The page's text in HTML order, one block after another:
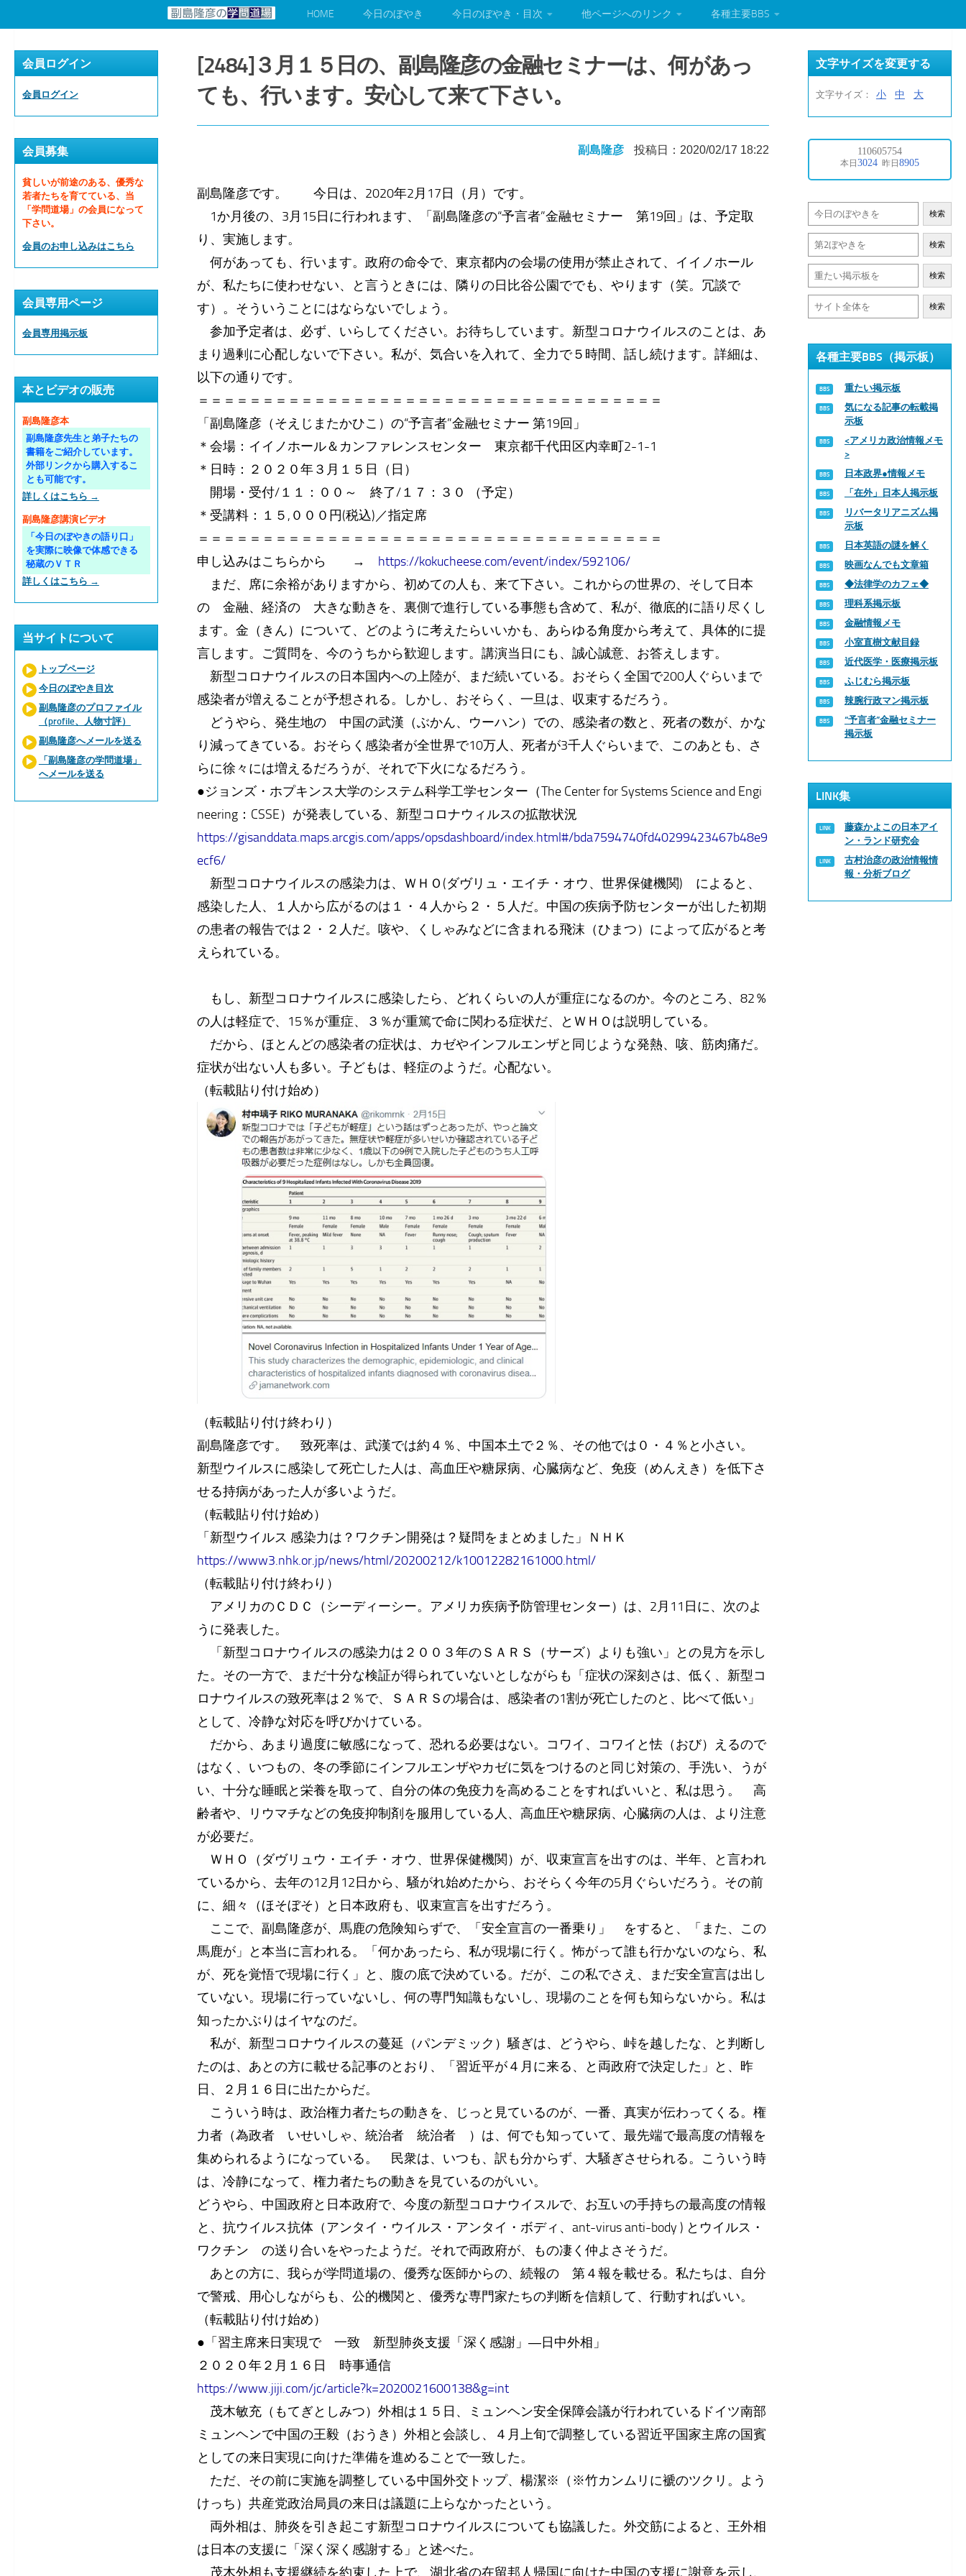
HOME 今日のぼやき 今日のぼやき・目次 他ページへのリンク 各種主要BBS
[2484]３月１５日の、副島隆彦の金融セミナーは、何があっ
ても、行います。安心して来て下さい。
副島隆彦 投稿日：2020/02/17 18:22
副島隆彦です。 今日は、2020年2月17日（月）です。
1か月後の、3月15日に行われます、「副島隆彦の“予言者”金融セミナー 第19回」は、予定取
り、実施します。
何があっても、行います。政府の命令で、東京都内の会場の使用が禁止されて、イイノホール
が、私たちに使わせない、と言うときには、隣りの日比谷公園ででも、やります（笑。冗談で
す）。そういうことにはならないでしょう。
参加予定者は、必ず、いらしてください。お待ちしています。新型コロナウイルスのことは、あ
まり過剰に心配しないで下さい。私が、気合いを入れて、全力で５時間、話し続けます。詳細は、
以下の通りです。
＝＝＝＝＝＝＝＝＝＝＝＝＝＝＝＝＝＝＝＝＝＝＝＝＝＝＝＝＝＝＝＝＝＝＝＝
「副島隆彦（そえじまたかひこ）の“予言者”金融セミナー 第19回」
＊会場：イイノホール＆カンファレンスセンター 東京都千代田区内幸町2-1-1
＊日時：２０２０年３月１５日（日）
開場・受付/１１：００～ 終了/１７：３０ （予定）
＊受講料：１５,０００円(税込)／指定席
＝＝＝＝＝＝＝＝＝＝＝＝＝＝＝＝＝＝＝＝＝＝＝＝＝＝＝＝＝＝＝＝＝＝＝＝
申し込みはこちらから → https://kokucheese.com/event/index/592106/
まだ、席に余裕がありますから、初めての人も、来て下さい。これからの世界の、そして日本
の 金融、経済の 大きな動きを、裏側で進行している事態も含めて、私が、徹底的に語り尽くし
ます。金（きん）について、どのように考えたらいいかも、あらゆる角度から考えて、具体的に提
言します。ご質問を、今のうちから歓迎します。講演当日にも、誠心誠意、お答えします。
新型コロナウイルスの日本国内への上陸が、まだ続いている。おそらく全国で200人ぐらいまで
感染者が増えることが予想される。しかし、おそらく、一旦は、収束するだろう。
どうやら、発生地の 中国の武漢（ぶかん、ウーハン）での、感染者の数と、死者の数が、かな
り減ってきている。おそらく感染者が全世界で10万人、死者が3千人ぐらいまで、このあとも、さ
らに徐々には増えるだろうが、それで下火になるだろう。
●ジョンズ・ホプキンス大学のシステム科学工学センター（The Center for Systems Science and Engi
neering：CSSE）が発表している、新型コロナウィルスの拡散状況
https://gisanddata.maps.arcgis.com/apps/opsdashboard/index.html#/bda7594740fd40299423467b48e9
ecf6/
新型コロナウイルスの感染力は、ＷＨＯ(ダヴリュ・エイチ・オウ、世界保健機関) によると、
感染した人、１人から広がるのは１・４人から２・５人だ。中国の疾病予防センターが出した初期
の患者の報告では２・２人だ。咳や、くしゃみなどに含まれる飛沫（ひまつ）によって広がると考
えられている。
もし、新型コロナウイルスに感染したら、どれくらいの人が重症になるのか。今のところ、82％
の人は軽症で、15％が重症、３％が重篤で命に関わる症状だ、とＷＨＯは説明している。
だから、ほとんどの感染者の症状は、カゼやインフルエンザと同じような発熱、咳、筋肉痛だ。
症状が出ない人も多い。子どもは、軽症のようだ。心配ない。
（転載貼り付け始め）
（転載貼り付け終わり）
副島隆彦です。 致死率は、武漢では約４％、中国本土で２％、その他では０・４％と小さい。
新型ウイルスに感染して死亡した人は、高血圧や糖尿病、心臓病など、免疫（めんえき）を低下さ
せる持病があった人が多いようだ。
（転載貼り付け始め）
「新型ウイルス 感染力は？ワクチン開発は？疑問をまとめました」ＮＨＫ
https://www3.nhk.or.jp/news/html/20200212/k10012282161000.html/
（転載貼り付け終わり）
アメリカのＣＤＣ（シーディーシー。アメリカ疾病予防管理センター）は、2月11日に、次のよ
うに発表した。
「新型コロナウイルスの感染力は２００３年のＳＡＲＳ（サーズ）よりも強い」との見方を示し
た。その一方で、まだ十分な検証が得られていないとしながらも「症状の深刻さは、低く、新型コ
ロナウイルスの致死率は２％で、ＳＡＲＳの場合は、感染者の1割が死亡したのと、比べて低い」
として、冷静な対応を呼びかけている。
だから、あまり過度に敏感になって、恐れる必要はない。コワイ、コワイと怯（おび）えるので
はなく、いつもの、冬の季節にインフルエンザやカゼに気をつけるのと同じ対策の、手洗い、うが
い、十分な睡眠と栄養を取って、自分の体の免疫力を高めることをすればいいと、私は思う。 高
齢者や、リウマチなどの免疫抑制剤を服用している人、高血圧や糖尿病、心臓病の人は、より注意
が必要だ。
ＷＨＯ（ダヴリュウ・エイチ・オウ、世界保健機関）が、収束宣言を出すのは、半年、と言われ
ているから、去年の12月12日から、騒がれ始めたから、おそらく今年の5月ぐらいだろう。その前
に、細々（ほそぼそ）と日本政府も、収束宣言を出すだろう。
ここで、副島隆彦が、馬鹿の危険知らずで、「安全宣言の一番乗り」 をすると、「また、この
馬鹿が」と本当に言われる。「何かあったら、私が現場に行く。怖がって誰も行かないのなら、私
が、死を覚悟で現場に行く」と、腹の底で決めている。だが、この私でさえ、まだ安全宣言は出し
ていない。現場に行っていないし、何の専門知識もないし、現場のことを何も知らないから。私は
知ったかぶりはイヤなのだ。
私が、新型コロナウイルスの蔓延（パンデミック）騒ぎは、どうやら、峠を越したな、と判断し
たのは、あとの方に載せる記事のとおり、「習近平が４月に来る、と両政府で決定した」と、昨
日、２月１６日に出たからだ。
こういう時は、政治権力者たちの動きを、じっと見ているのが、一番、真実が伝わってくる。権
力者（為政者 いせいしゃ、統治者 統治者 ）は、何でも知っていて、最先端で最高度の情報を
集められるようになっている。 民衆は、いつも、訳も分からず、大騒ぎさせられる。こういう時
は、冷静になって、権力者たちの動きを見ているのがいい。
どうやら、中国政府と日本政府で、今度の新型コロナウイスルで、お互いの手持ちの最高度の情報
と、抗ウイルス抗体（アンタイ・ウイルス・アンタイ・ボディ、ant-virus anti-body ) とウイルス・
ワクチン の送り合いをやったようだ。それで両政府が、もの凄く仲よさそうだ。
あとの方に、我らが学問道場の、優秀な医師からの、続報の 第４報を載せる。私たちは、自分
で警戒、用心しながらも、公的機関と、優秀な専門家たちの判断を信頼して、行動すればいい。
（転載貼り付け始め）
●「習主席来日実現で 一致 新型肺炎支援「深く感謝」―日中外相」
２０２０年２月１６日 時事通信
https://www.jiji.com/jc/article?k=2020021600138&g=int
茂木敏充（もてぎとしみつ）外相は１５日、ミュンヘン安全保障会議が行われているドイツ南部
ミュンヘンで中国の王毅（おうき）外相と会談し、４月上旬で調整している習近平国家主席の国賓
としての来日実現に向けた準備を進めることで一致した。
ただ、その前に実施を調整している中国外交トップ、楊潔※（※竹カンムリに褫のツクリ。よう
けっち）共産党政治局員の来日は議題に上らなかったという。
両外相は、肺炎を引き起こす新型コロナウイルスについても協議した。外交筋によると、王外相
は日本の支援に「深く深く感謝する」と述べた。
茂木外相も支援継続を約束した上で、湖北省の在留邦人帰国に向けた中国の支援に謝意を示し、
会員ログイン
会員ログイン
会員募集
貧しいが前途のある、優秀な
若者たちを育てている、当
「学問道場」の会員になって
下さい。
会員のお申し込みはこちら
会員専用ページ
会員専用掲示板
本とビデオの販売
副島隆彦本
副島隆彦先生と弟子たちの
書籍をご紹介しています。
外部リンクから購入するこ
とも可能です。
詳しくはこちら →
副島隆彦講演ビデオ
「今日のぼやきの語り口」
を実際に映像で体感できる
秘蔵のＶＴＲ
詳しくはこちら →
当サイトについて
トップページ
今日のぼやき目次
副島隆彦のプロファイル
（profile、人物寸評）
副島隆彦へメールを送る
「副島隆彦の学問道場」
へメールを送る
文字サイズを変更する
文字サイズ： 小 中 大
検索
検索
検索
検索
各種主要BBS（掲示板）
重たい掲示板
気になる記事の転載掲
示板
<アメリカ政治情報メモ
>
日本政界●情報メモ
「在外」日本人掲示板
リバータリアニズム掲
示板
日本英語の謎を解く
映画なんでも文章箱
◆法律学のカフェ◆
理科系掲示板
金融情報メモ
小室直樹文献目録
近代医学・医療掲示板
ふじむら掲示板
辣腕行政マン掲示板
“予言者”金融セミナー
掲示板
LINK集
藤森かよこの日本アイ
ン・ランド研究会
古村治彦の政治情報情
報・分析ブログ